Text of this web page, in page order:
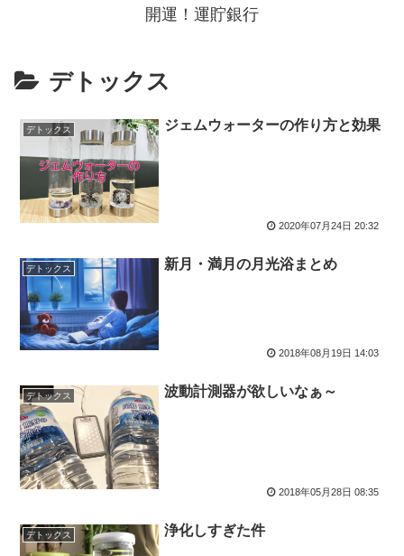
開運！運貯銀行
デトックス
デトックス ジェムウォーターの作り方と効果
2020年07月24日 20:32
デトックス 新月・満月の月光浴まとめ
2018年08月19日 14:03
デトックス 波動計測器が欲しいなぁ～
2018年05月28日 08:35
デトックス 浄化しすぎた件